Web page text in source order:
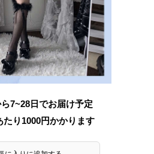
7~28日でお届け予定
たり 1000円かかります